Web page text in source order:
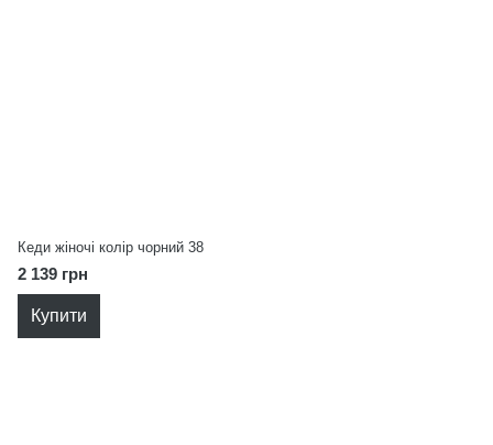
Кеди жіночі колір чорний 38
2 139 грн
Купити